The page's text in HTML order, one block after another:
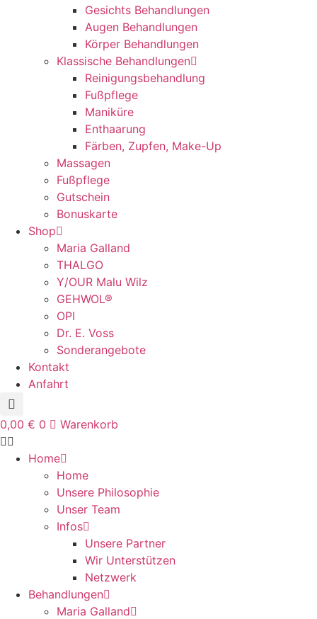
Gesichts Behandlungen
Augen Behandlungen
Körper Behandlungen
Klassische Behandlungen
Reinigungsbehandlung
Fußpflege
Maniküre
Enthaarung
Färben, Zupfen, Make-Up
Massagen
Fußpflege
Gutschein
Bonuskarte
Shop
Maria Galland
THALGO
Y/OUR Malu Wilz
GEHWOL®
OPI
Dr. E. Voss
Sonderangebote
Kontakt
Anfahrt
0,00 € 0 Warenkorb
Home
Home
Unsere Philosophie
Unser Team
Infos
Unsere Partner
Wir Unterstützen
Netzwerk
Behandlungen
Maria Galland